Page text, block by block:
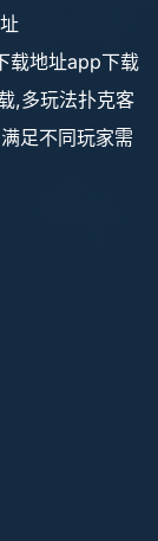
载地址app下载
,多玩法扑克客
足不同玩家需